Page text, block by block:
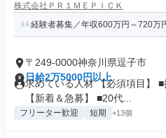
株式会社ＰＲ１ＭＥＰＩＣＫ
経験者募集／年収600万円～720万
〒249-0000神奈川県逗子市
日給2万5000円以上
求めている人材 【必須項目】
【新着＆急募】 ■20代...
フリーター歓迎 短期 +13個